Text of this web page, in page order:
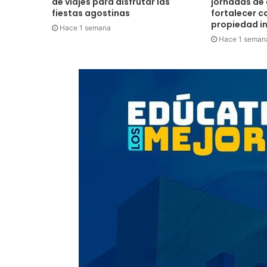
fiestas agostinas
Hace 1 semana
fortalecer
propiedad
Hace 1